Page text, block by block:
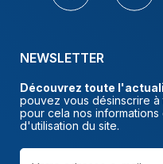
NEWSLETTER
Découvrez toute
pouvez vous désinscrire à
pour cela nos
d'utilisation du site.